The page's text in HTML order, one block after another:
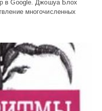
в Google. Джошуа Блох
многочисленных